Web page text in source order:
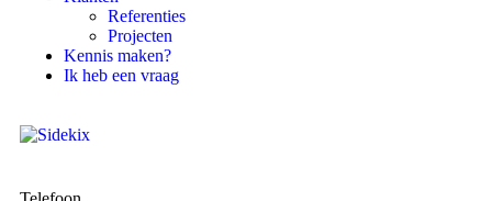
Referenties
Projecten
Kennis maken?
Ik heb een vraag